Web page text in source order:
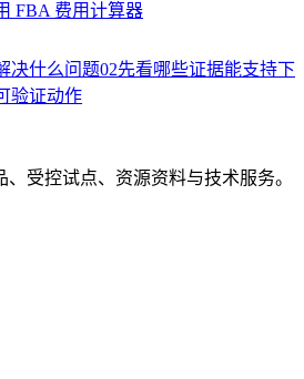
FBA 费用计算器
决什么问题02先看哪些证据能支持下
验证动作
、受控试点、资源资料与技术服务。